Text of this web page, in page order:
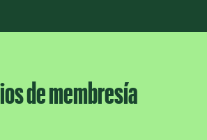
de membresía